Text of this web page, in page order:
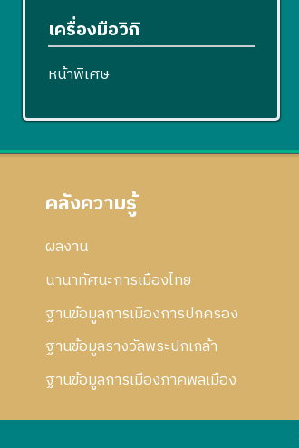
เครื่องมือวิกิ
หน้าพิเศษ
คลังความรู้
ผลงาน
นานาทัศนะการเมืองไทย
ฐานข้อมูลการเมืองการปกครอง
ฐานข้อมูลรางวัลพระปกเกล้า
ฐานข้อมูลการเมืองภาคพลเมือง